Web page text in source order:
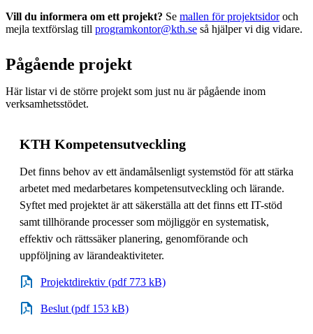
Vill du informera om ett projekt? Se mallen för projektsidoroch
mejla textförslag till programkontor@kth.se så hjälper vi dig vidare.
Pågående projekt
Här listar vi de större projekt som just nu är pågående inom
verksamhetsstödet.
KTH Kompetensutveckling
Det finns behov av ett ändamålsenligt systemstöd för att stärka
arbetet med medarbetares kompetensutveckling och lärande.
Syftet med projektet är att säkerställa att det finns ett IT-stöd
samt tillhörande processer som möjliggör en systematisk,
effektiv och rättssäker planering, genomförande och
uppföljning av lärandeaktiviteter.
Projektdirektiv (pdf 773 kB)
Beslut (pdf 153 kB)